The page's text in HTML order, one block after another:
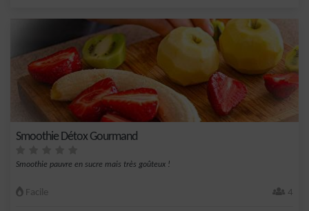
Smoothie Détox Gourmand
Smoothie pauvre en sucre mais très goûteux !
Facile 4